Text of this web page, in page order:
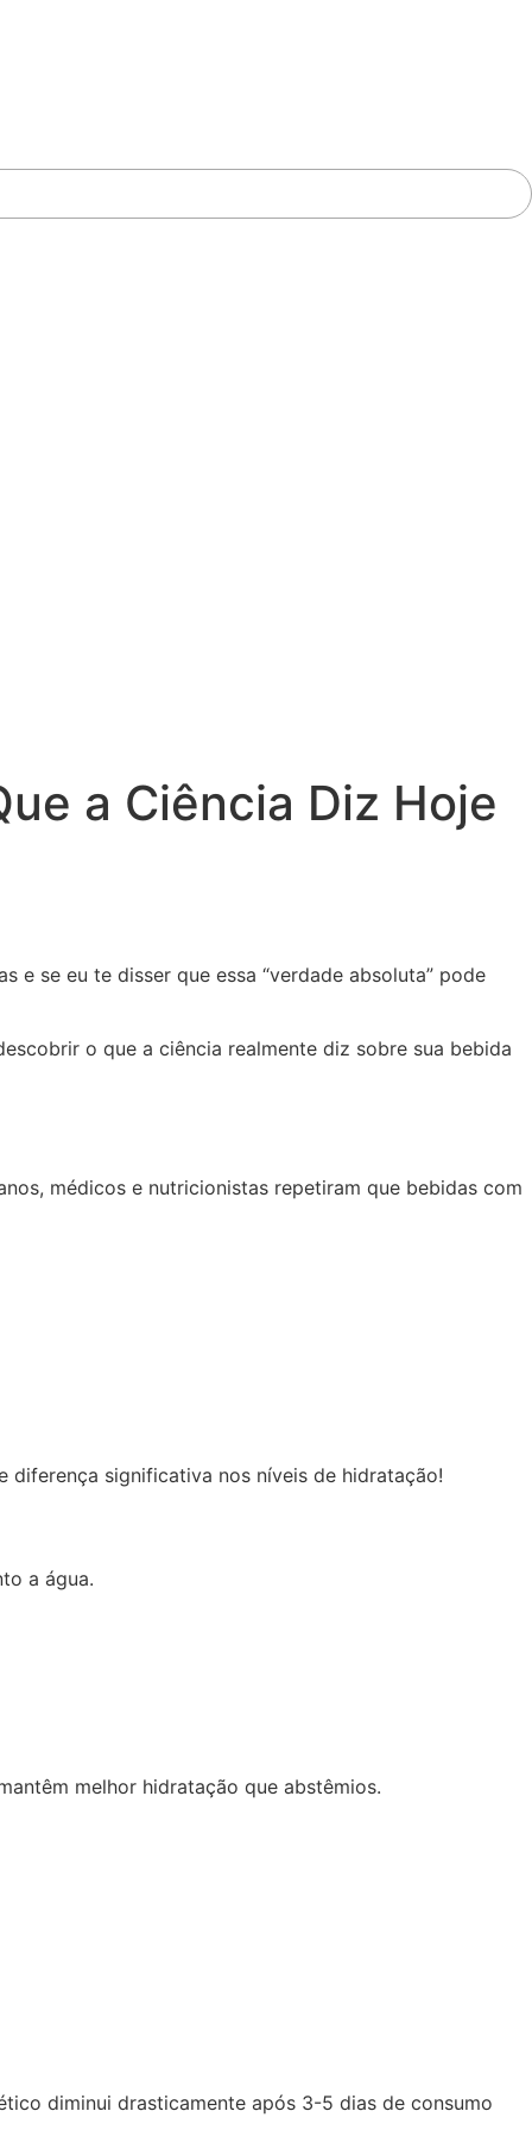
a Ciência Diz Hoje
e se eu te disser que essa “verdade absoluta” pode
o que a ciência realmente diz sobre sua bebida
médicos e nutricionistas repetiram que bebidas com
diferença significativa nos níveis de hidratação!
a água.
melhor hidratação que abstêmios.
diminui drasticamente após 3-5 dias de consumo